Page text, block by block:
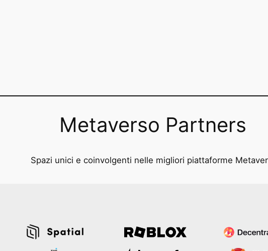
Metaverso Partners
Spazi unici e coinvolgenti nelle migliori piattaforme